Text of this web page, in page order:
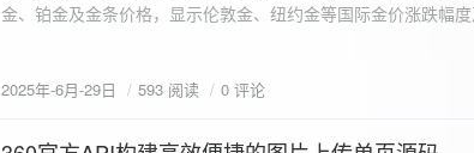
金、铂金及金条价格，显示伦敦金、纽约金等国际金价涨跌幅
2025年-6月-29日 593 阅读 0 评论